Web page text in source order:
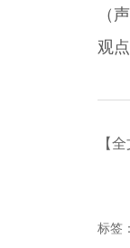
（
观点
【
标签：